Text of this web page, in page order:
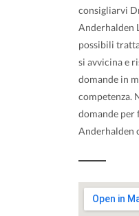
consigliarvi
Anderhalden
possibili
si avvicina e
domande in
competenza.
domande per
Anderhalden